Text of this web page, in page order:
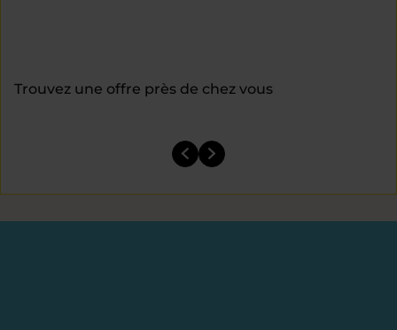
Trouvez une offre près de chez vous